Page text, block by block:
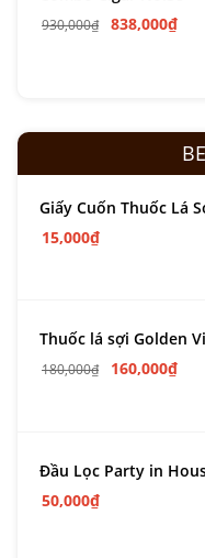
930,000₫ 838,000₫
Giấy Cuốn Thuốc Lá
15,000₫
Thuốc lá sợi Golden
180,000₫ 160,000₫
Đầu Lọc Party in
50,000₫